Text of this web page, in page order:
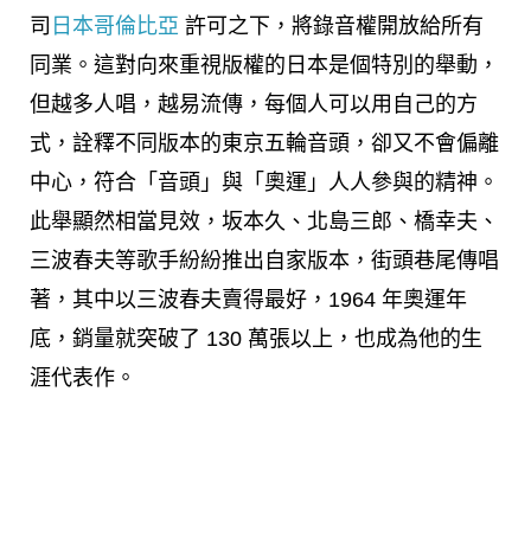
司 日本哥倫比亞 許可之下，將錄音權開放給所有
同業。這對向來重視版權的日本是個特別的舉動，
但越多人唱，越易流傳，每個人可以用自己的方
式，詮釋不同版本的東京五輪音頭，卻又不會偏離
中心，符合「音頭」與「奧運」人人參與的精神。
此舉顯然相當見效，坂本久、北島三郎、橋幸夫、
三波春夫等歌手紛紛推出自家版本，街頭巷尾傳唱
著，其中以三波春夫賣得最好，1964 年奧運年
底，銷量就突破了 130 萬張以上，也成為他的生
涯代表作。